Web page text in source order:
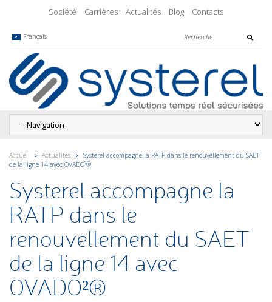
Société Carrières Actualités Blog Contacts
Français
Accueil Actualités
Systerel accompagne la RATP dans le renouvellement du SAET
de la ligne 14 avec OVADO²®
Systerel accompagne la
RATP dans le
renouvellement du SAET
de la ligne 14 avec
OVADO²®